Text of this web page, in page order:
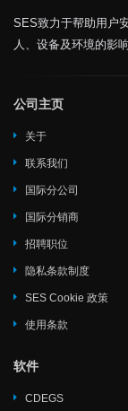
SES致力于帮助用户
人、设备及环境的影
公司主页
关于
联系我们
国际分公司
国际分销商
招聘职位
隐私条款制度
SES Cookie 政策
使用条款
软件
CDEGS